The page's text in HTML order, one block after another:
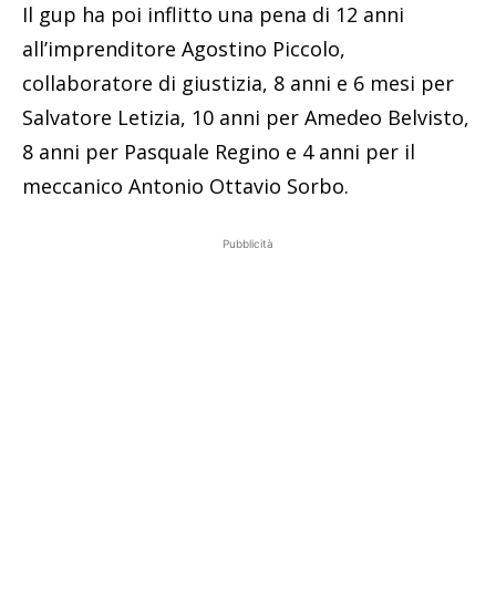
Il gup ha poi inflitto una pena di 12 anni
all’imprenditore Agostino Piccolo,
collaboratore di giustizia, 8 anni e 6 mesi per
Salvatore Letizia, 10 anni per Amedeo Belvisto,
8 anni per Pasquale Regino e 4 anni per il
meccanico Antonio Ottavio Sorbo.
Pubblicità